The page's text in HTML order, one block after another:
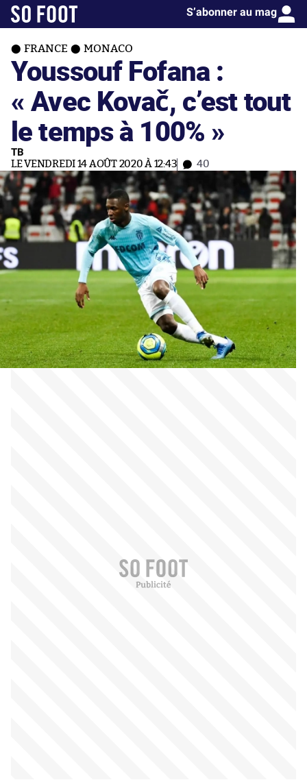
S’abonner au mag
FRANCE MONACO
Youssouf Fofana :
« Avec Kovač, c’est tout
le temps à 100% »
TB
LE VENDREDI 14 AOÛT 2020 À 12:43 40